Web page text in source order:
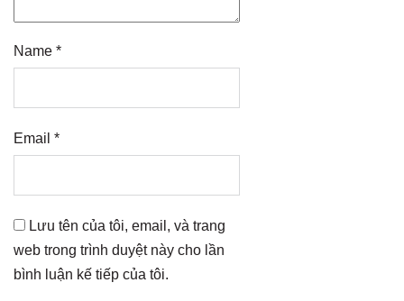
Name *
Email *
Lưu tên của tôi, email, và trang
web trong trình duyệt này cho lần
bình luận kế tiếp của tôi.